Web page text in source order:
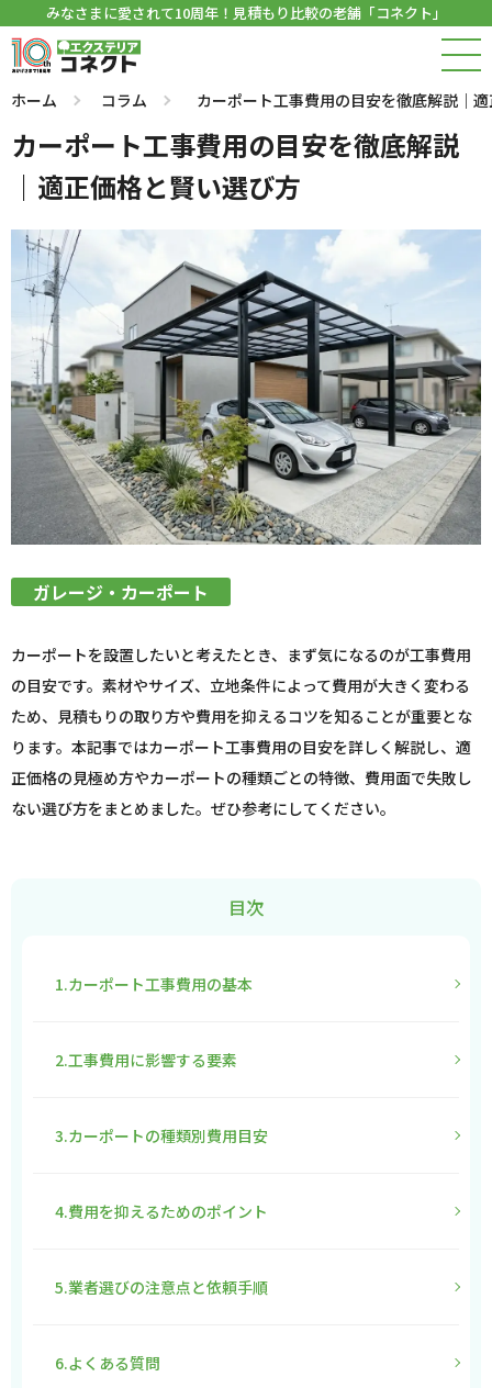
みなさまに愛されて10周年！見積もり比較の老舗「コネクト」
ホーム コラム カーポート工事費用の目安を徹底解説｜
カーポート工事費用の目安を徹底解説
｜適正価格と賢い選び方
ガレージ・カーポート
カーポートを設置したいと考えたとき、まず気になるのが工事費用
の目安です。素材やサイズ、立地条件によって費用が大きく変わる
ため、見積もりの取り方や費用を抑えるコツを知ることが重要とな
ります。本記事ではカーポート工事費用の目安を詳しく解説し、適
正価格の見極め方やカーポートの種類ごとの特徴、費用面で失敗し
ない選び方をまとめました。ぜひ参考にしてください。
目次
1.カーポート工事費用の基本
2.工事費用に影響する要素
3.カーポートの種類別費用目安
4.費用を抑えるためのポイント
5.業者選びの注意点と依頼手順
6.よくある質問